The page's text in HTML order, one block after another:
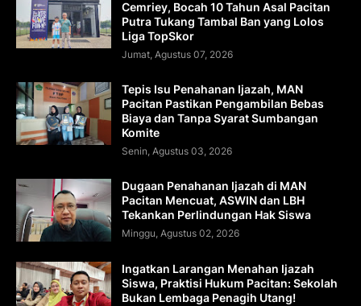
Cemriey, Bocah 10 Tahun Asal Pacitan
Putra Tukang Tambal Ban yang Lolos
Liga TopSkor
Jumat, Agustus 07, 2026
Tepis Isu Penahanan Ijazah, MAN
Pacitan Pastikan Pengambilan Bebas
Biaya dan Tanpa Syarat Sumbangan
Komite
Senin, Agustus 03, 2026
Dugaan Penahanan Ijazah di MAN
Pacitan Mencuat, ASWIN dan LBH
Tekankan Perlindungan Hak Siswa
Minggu, Agustus 02, 2026
Ingatkan Larangan Menahan Ijazah
Siswa, Praktisi Hukum Pacitan: Sekolah
Bukan Lembaga Penagih Utang!